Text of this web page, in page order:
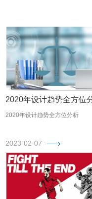
2020年设计趋势全方位
2020年设计趋势全方位分析
2023-02-07